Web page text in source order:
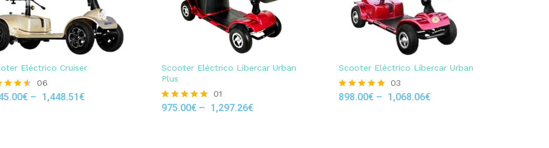
Eléctrico Cruiser
06
€– 1,448.51€
Scooter Eléctrico Libercar Urban
Plus
Rated
01
975.00€ – 1,297.26€
Scooter Eléctrico Libercar Urban
Rated
03
898.00€– 1,068.06€